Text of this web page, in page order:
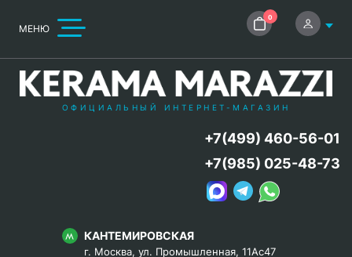
МЕНЮ
0
ОФИЦИАЛЬНЫЙ ИНТЕРНЕТ-МАГАЗИН
КАНТЕМИРОВСКАЯ
г. Москва, ул. Промышленная, 11Ас47
+7(499) 460-56-01
+7(985) 025-48-73